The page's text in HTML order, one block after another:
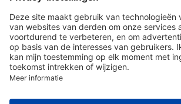
Over Hitma
Algemene voorwaarden
© 2026 Hitma B.V.